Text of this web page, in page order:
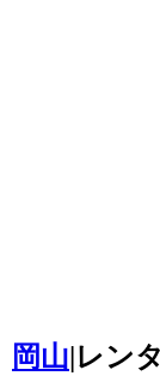
岡山|レン